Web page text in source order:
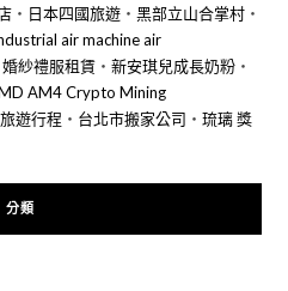
‧ 日本四國旅遊‧ 黑部立山合掌村‧
air machine air
婚紗禮服租賃‧ 新安琪兒成長奶粉‧
AM4 Crypto Mining
遊行程 ‧ 台北市搬家公司 ‧ 琉璃 獎
分類